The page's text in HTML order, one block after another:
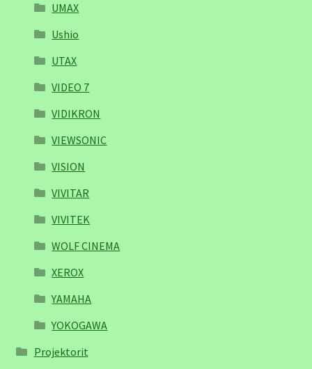
UMAX
Ushio
UTAX
VIDEO 7
VIDIKRON
VIEWSONIC
VISION
VIVITAR
VIVITEK
WOLF CINEMA
XEROX
YAMAHA
YOKOGAWA
Projektorit